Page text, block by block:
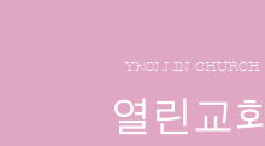
YEOLLIN CHURCH
열린교회